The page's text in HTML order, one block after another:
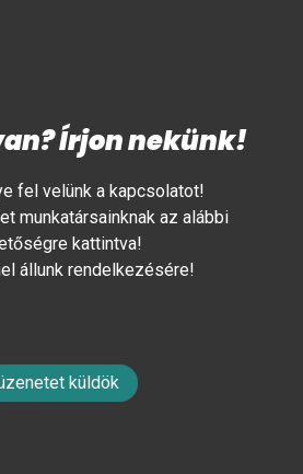
Írjon nekünk!
fel velünk a kapcsolatot!
munkatársainknak az alábbi
kattintva!
állunk rendelkezésére!
küldök